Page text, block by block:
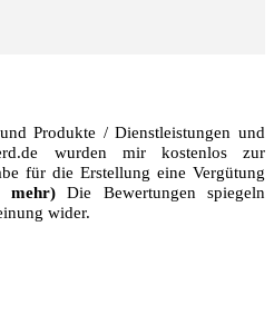
Produkte / Dienstleistungen und
wurden mir kostenlos zur
für die Erstellung eine Vergütung
mehr)Die Bewertungen spiegeln
wider.